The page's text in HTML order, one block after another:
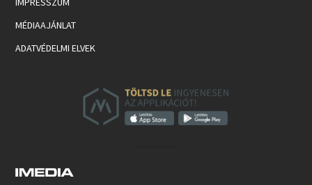
MÉDIAAJÁNLAT
ADATVÉDELMI ELVEK